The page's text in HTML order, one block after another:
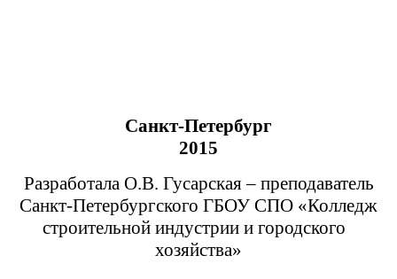
Санкт-Петербург
2015
Разработала О.В. Гусарская – преподаватель
Санкт-Петербургского ГБОУ СПО «Колледж
строительной индустрии и городского
хозяйства»